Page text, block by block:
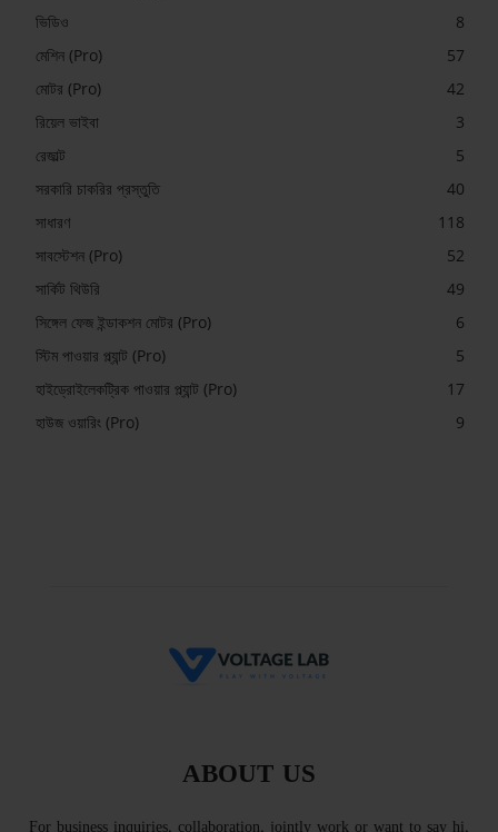
ভিডিও
8
মেশিন (Pro)
57
মোটর (Pro)
42
রিয়েল ভাইবা
3
রেজাল্ট
5
সরকারি চাকরির প্রস্তুতি
40
সাধারণ
118
সাবস্টেশন (Pro)
52
সার্কিট থিউরি
49
সিঙ্গেল ফেজ ইন্ডাকশন মোটর (Pro)
6
স্টিম পাওয়ার প্ল্যান্ট (Pro)
5
হাইড্রোইলেকট্রিক পাওয়ার প্ল্যান্ট (Pro)
17
হাউজ ওয়ারিং (Pro)
9
ABOUT US
For business inquiries, collaboration, jointly work or want to say hi,